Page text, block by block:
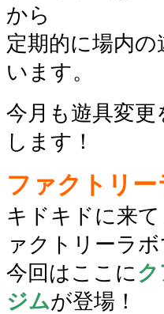
から
定期的に場内
います。
今月も遊具変
します！
ファクトリー
キドキドに来
ァクトリーラボ
今回はここに
ジムが登場！